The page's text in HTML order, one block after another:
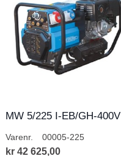
MW 5/225 I-EB/GH-400V
Varenr. 00005-225
kr 42 625,00